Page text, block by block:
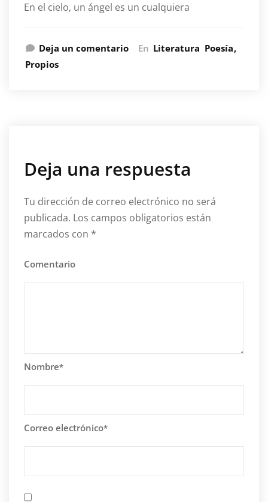
En el cielo, un ángel es un cualquiera
Deja un comentario En Literatura Poesía
Propios
Deja una respuesta
Tu dirección de correo electrónico no será
publicada. Los campos obligatorios están
marcados con *
Comentario
Nombre*
Correo electrónico*